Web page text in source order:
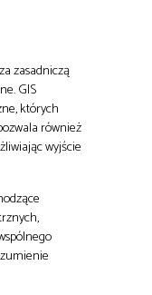
zasadniczą
GIS
których
również
wyjście